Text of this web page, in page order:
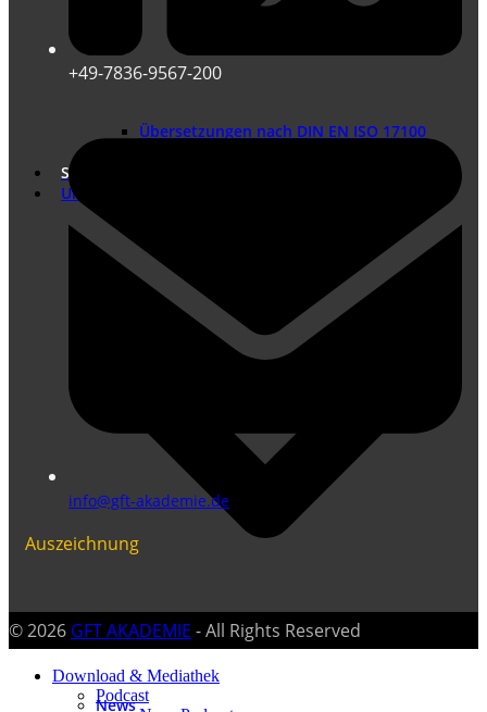
Übersetzungen nach DIN EN ISO 17100
Shop
Unternehmen
News
+49-7836-9567-200
info@gft-akademie.de
Auszeichnung
© 2026 GFT AKADEMIE - All Rights Reserved
Download & Mediathek
Podcast